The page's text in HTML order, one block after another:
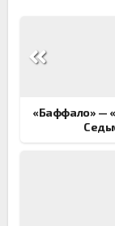
по
«Баффало» —